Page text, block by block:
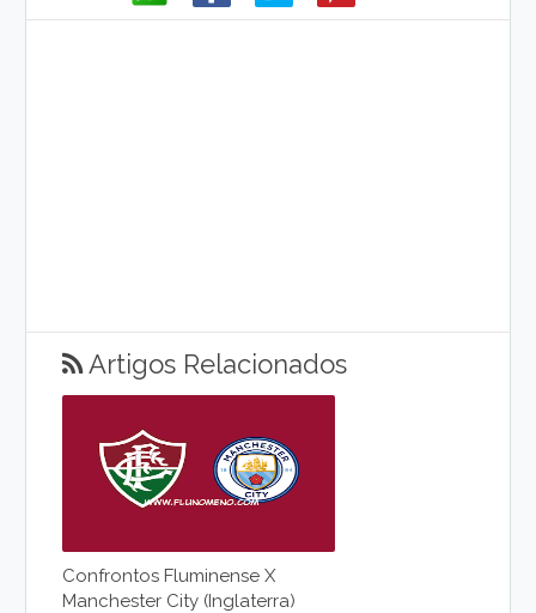
Artigos Relacionados
Confrontos Fluminense X
Manchester City (Inglaterra)